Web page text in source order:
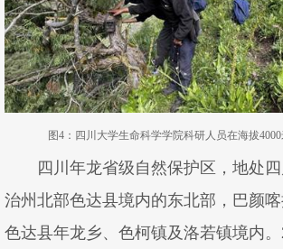
图4：四川大学生命科学学院科研人员在海拔
四川年龙省级自然保护区，地处
治州北部色达县境内的东北部，巴颜
色达县年龙乡、色柯镇及洛若镇境内。